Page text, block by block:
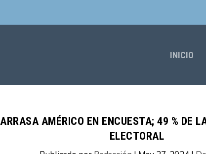
INICIO
ARRASA AMÉRICO EN ENCUESTA; 49 % DE
ELECTORAL